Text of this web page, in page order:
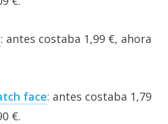
: antes costaba 1,99 €, ahora
face: antes costaba 1,79
€.